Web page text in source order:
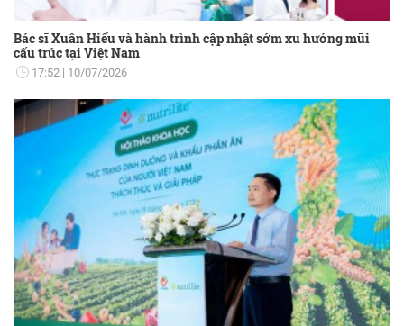
Bác sĩ Xuân Hiếu và hành trình cập nhật sớm xu hướng mũi
cấu trúc tại Việt Nam
17:52 10/07/2026